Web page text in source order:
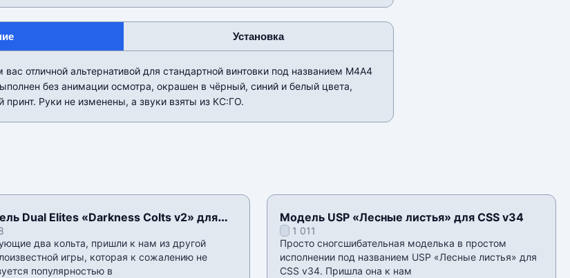
Установка
отличной альтернативой для стандартной винтовки под названием М4А4
без анимации осмотра, окрашен в чёрный, синий и белый цвета,
принт. Руки не изменены, а звуки взяты из КС:ГО.
Dual Elites «Darkness Colts v2» для
два кольта, пришли к нам из другой
игры, которая к сожалению не
популярностью в
Модель USP «Лесные листья» для CSS v34
1 011
Просто сногсшибательная моделька в простом
исполнении под названием USP «Лесные листья» для
CSS v34. Пришла она к нам